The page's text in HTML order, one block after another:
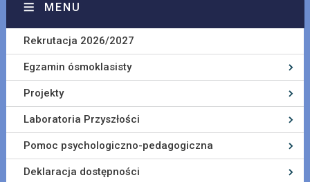
MENU
Rekrutacja 2026/2027
Egzamin ósmoklasisty
Projekty
Laboratoria Przyszłości
Pomoc psychologiczno-pedagogiczna
Deklaracja dostępności